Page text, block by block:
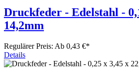
Druckfeder - Edelstahl -
14,2mm
Regulärer Preis: Ab 0,43 €*
Details